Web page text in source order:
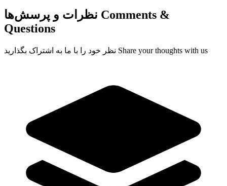
نظرات و پرسش‌ها Comments &
Questions
نظر خود را با ما به اشتراک بگذارید Share your thoughts with us